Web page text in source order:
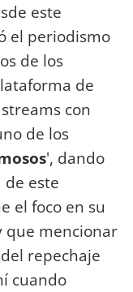
este
el periodismo
de los
de
con
de los
', dando
de este
el foco en su
que mencionar
repechaje
cuando